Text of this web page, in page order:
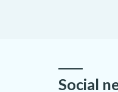
Social